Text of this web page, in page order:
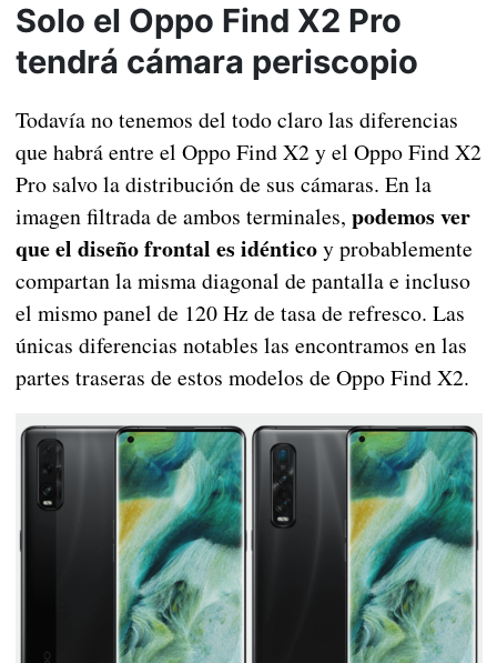
Solo el Oppo Find X2 Pro
tendrá cámara periscopio
Todavía no tenemos del todo claro las diferencias
que habrá entre el Oppo Find X2 y el Oppo Find X2
Pro salvo la distribución de sus cámaras. En la
imagen filtrada de ambos terminales, podemos ver
que el diseño frontal es idénticoy probablemente
compartan la misma diagonal de pantalla e incluso
el mismo panel de 120 Hz de tasa de refresco. Las
únicas diferencias notables las encontramos en las
partes traseras de estos modelos de Oppo Find X2.